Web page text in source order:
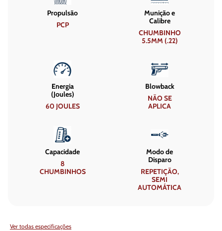
Propulsão
PCP
Munição e
Calibre
CHUMBINHO
5.5MM (.22)
Energia
(Joules)
60 JOULES
Blowback
NÃO SE
APLICA
Capacidade
8
CHUMBINHOS
Modo de
Disparo
REPETIÇÃO,
SEMI
AUTOMÁTICA
Ver todas especificações